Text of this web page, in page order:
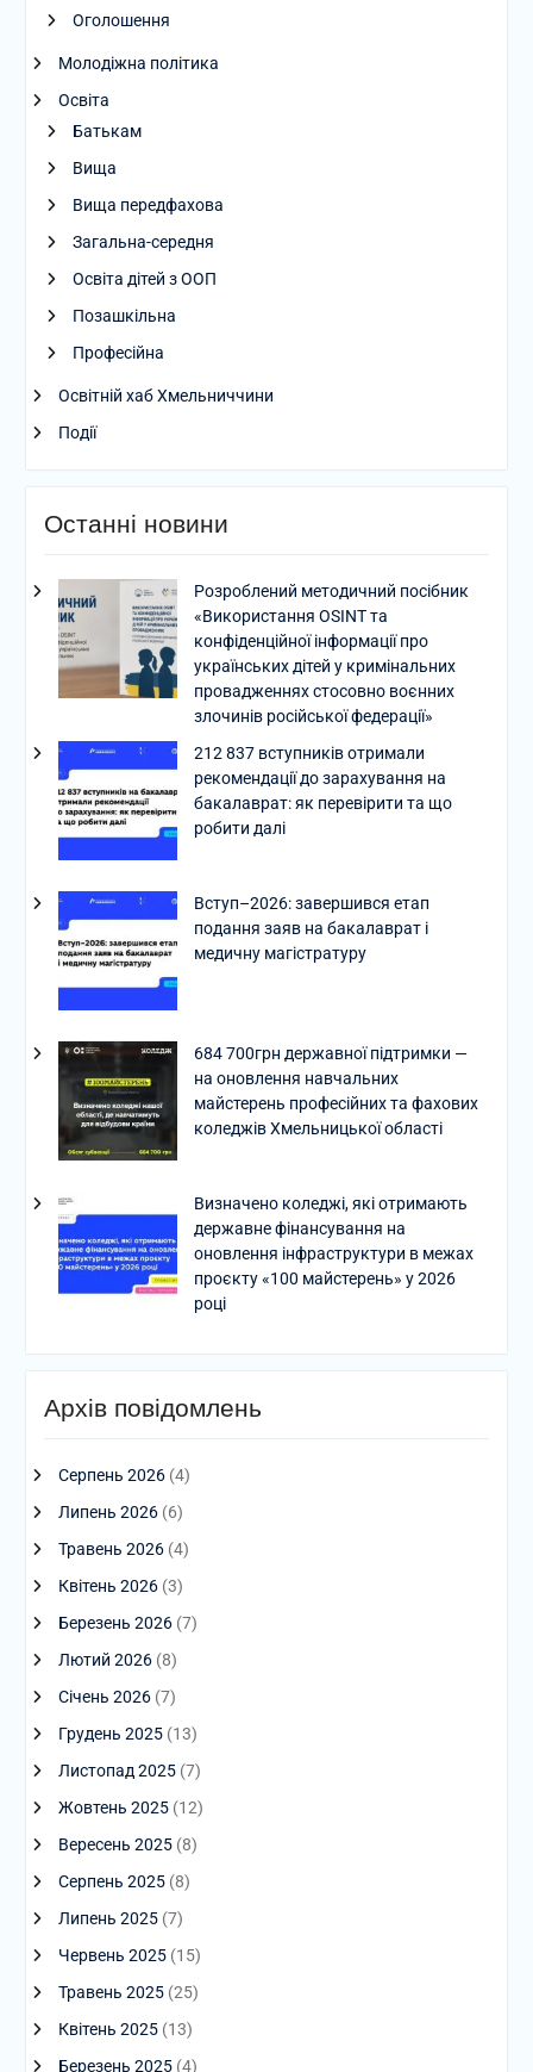
Оголошення
Молодіжна політика
Освіта
Батькам
Вища
Вища передфахова
Загальна-середня
Освіта дітей з ООП
Позашкільна
Професійна
Освітній хаб Хмельниччини
Події
Останні новини
Розроблений методичний посібник
«Використання OSINT та
конфіденційної інформації про
українських дітей у кримінальних
провадженнях стосовно воєнних
злочинів російської федерації»
212 837 вступників отримали
рекомендації до зарахування на
бакалаврат: як перевірити та що
робити далі
Вступ–2026: завершився етап
подання заяв на бакалаврат і
медичну магістратуру
684 700грн державної підтримки —
на оновлення навчальних
майстерень професійних та фахових
коледжів Хмельницької області
Визначено коледжі, які отримають
державне фінансування на
оновлення інфраструктури в межах
проєкту «100 майстерень» у 2026
році
Архів повідомлень
Серпень 2026(4)
Липень 2026(6)
Травень 2026(4)
Квітень 2026(3)
Березень 2026(7)
Лютий 2026(8)
Січень 2026(7)
Грудень 2025(13)
Листопад 2025(7)
Жовтень 2025(12)
Вересень 2025(8)
Серпень 2025(8)
Липень 2025(7)
Червень 2025(15)
Травень 2025(25)
Квітень 2025(13)
Березень 2025(4)